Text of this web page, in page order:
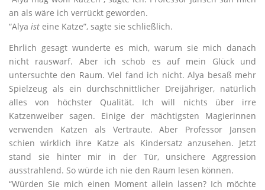
an als wäre ich verrückt geworden.
“Alya ist eine Katze”, sagte sie schließlich.
Ehrlich gesagt wunderte es mich, warum sie mich danach
nicht rauswarf. Aber ich schob es auf mein Glück und
untersuchte den Raum. Viel fand ich nicht. Alya besaß mehr
Spielzeug als ein durchschnittlicher Dreijähriger, natürlich
alles von höchster Qualität. Ich will nichts über irre
Katzenweiber sagen. Einige der mächtigsten Magierinnen
verwenden Katzen als Vertraute. Aber Professor Jansen
schien wirklich ihre Katze als Kindersatz anzusehen. Jetzt
stand sie hinter mir in der Tür, unsichere Aggression
ausstrahlend. So würde ich nie den Raum lesen können.
“Würden Sie mich einen Moment allein lassen? Ich möchte